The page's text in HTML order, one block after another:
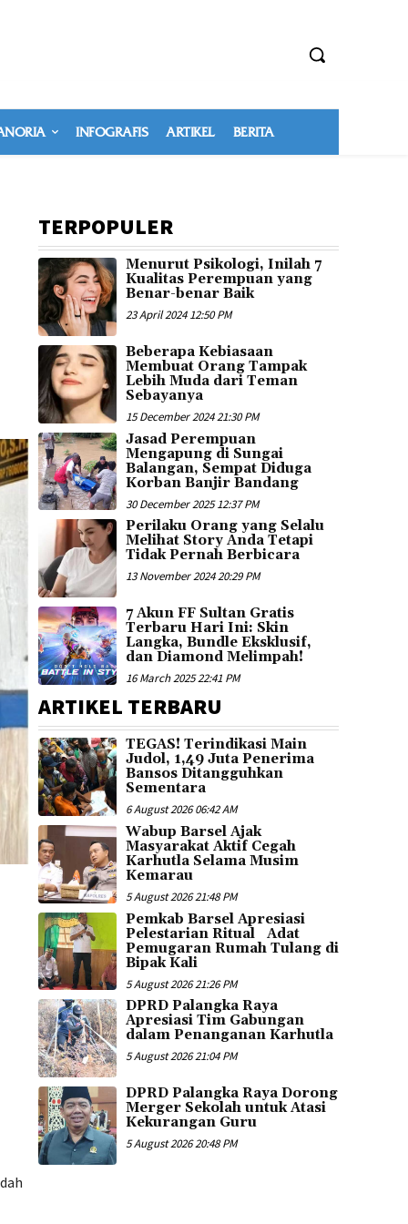
INFOGRAFIS ARTIKEL BERITA
TERPOPULER
Menurut Psikologi, Inilah 7
Kualitas Perempuan yang
Benar-benar Baik
23 April 2024 12:50 PM
Beberapa Kebiasaan
Membuat Orang Tampak
Lebih Muda dari Teman
Sebayanya
15 December 2024 21:30 PM
Jasad Perempuan
Mengapung di Sungai
Balangan, Sempat Diduga
Korban Banjir Bandang
30 December 2025 12:37 PM
Perilaku Orang yang Selalu
Melihat Story Anda Tetapi
Tidak Pernah Berbicara
13 November 2024 20:29 PM
7 Akun FF Sultan Gratis
Terbaru Hari Ini: Skin
Langka, Bundle Eksklusif,
dan Diamond Melimpah!
16 March 2025 22:41 PM
ARTIKEL TERBARU
TEGAS! Terindikasi Main
Judol, 1,49 Juta Penerima
Bansos Ditangguhkan
Sementara
6 August 2026 06:42 AM
Wabup Barsel Ajak
Masyarakat Aktif Cegah
Karhutla Selama Musim
Kemarau
5 August 2026 21:48 PM
Pemkab Barsel Apresiasi
Pelestarian Ritual Adat
Pemugaran Rumah Tulang di
Bipak Kali
5 August 2026 21:26 PM
DPRD Palangka Raya
Apresiasi Tim Gabungan
dalam Penanganan Karhutla
5 August 2026 21:04 PM
DPRD Palangka Raya Dorong
Merger Sekolah untuk Atasi
Kekurangan Guru
5 August 2026 20:48 PM